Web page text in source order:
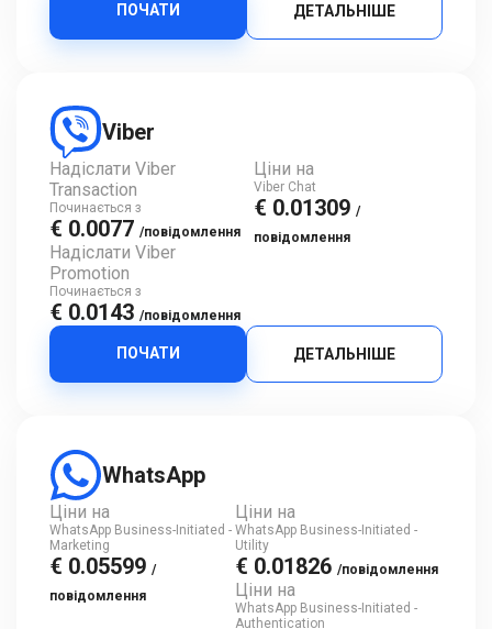
ПОЧАТИ ДЕТАЛЬНІШЕ
Viber
Надіслати Viber
Transaction
Починається з
€ 0.0077 /повідомлення
Надіслати Viber
Promotion
Починається з
€ 0.0143 /повідомлення
Ціни на
Viber Chat
€ 0.01309 /
повідомлення
ПОЧАТИ ДЕТАЛЬНІШЕ
WhatsApp
Ціни на
WhatsApp Business-Initiated -
Marketing
€ 0.05599 /
повідомлення
Ціни на
WhatsApp Business-Initiated -
Utility
€ 0.01826 /повідомлення
Ціни на
WhatsApp Business-Initiated -
Authentication